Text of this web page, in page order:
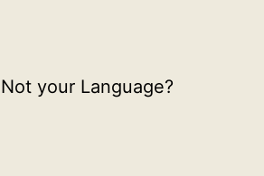
Not your Language?